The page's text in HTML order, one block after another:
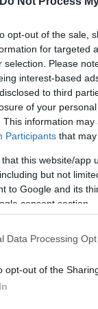
opt-out of the sale,
for targeted
selection. Please
interest-based
to third
of your
This information
Participants that
that this website/app
but not
to Google and its
consent section.
Data Processing
opt-out of the
TAP > COIN
Vilnius
flipping a coin.
(@MenInBlazers)
Flash.grστην